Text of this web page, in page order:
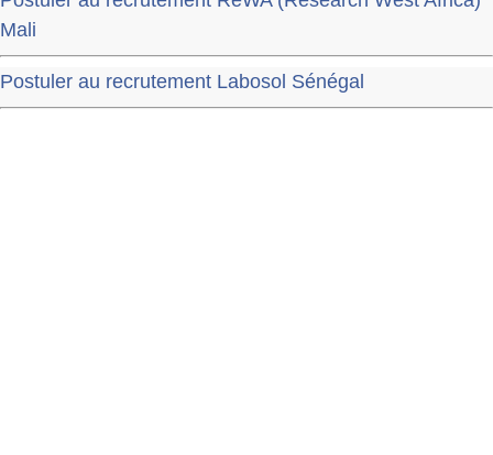
Mali
Postuler au recrutement Labosol Sénégal